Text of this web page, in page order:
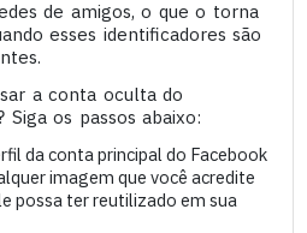
de amigos, o que o torna
esses identificadores são
a conta oculta do
os passos abaixo:
da conta principal do Facebook
imagem que você acredite
possa ter reutilizado em sua